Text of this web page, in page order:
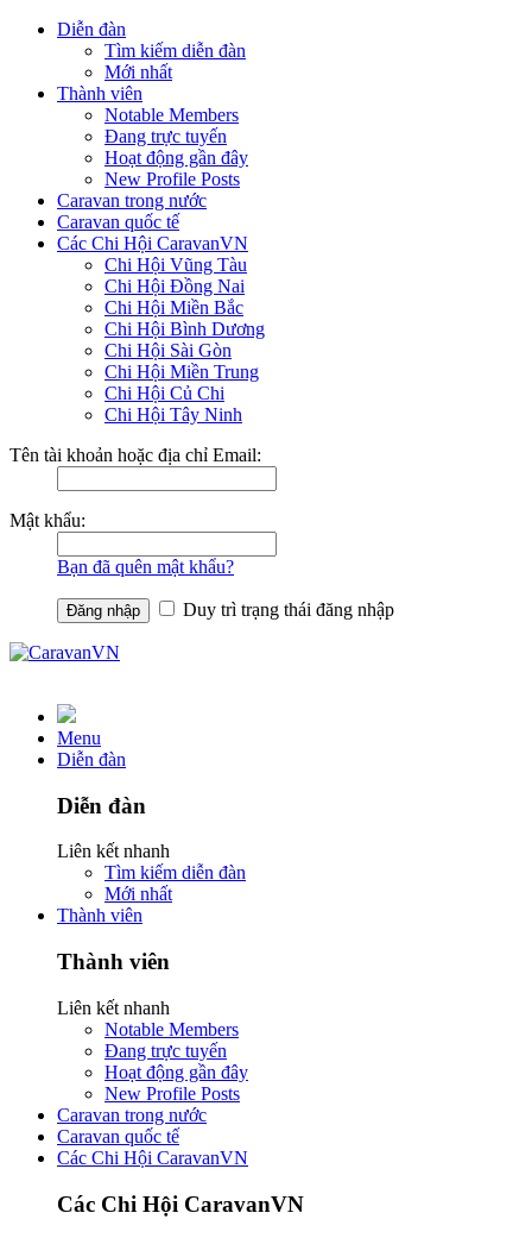
Diễn đàn
Tìm kiếm diễn đàn
Mới nhất
Thành viên
Notable Members
Đang trực tuyến
Hoạt động gần đây
New Profile Posts
Caravan trong nước
Caravan quốc tế
Các Chi Hội CaravanVN
Chi Hội Vũng Tàu
Chi Hội Đồng Nai
Chi Hội Miền Bắc
Chi Hội Bình Dương
Chi Hội Sài Gòn
Chi Hội Miền Trung
Chi Hội Củ Chi
Chi Hội Tây Ninh
Tên tài khoản hoặc địa chỉ Email:
Mật khẩu:
Bạn đã quên mật khẩu?
Duy trì trạng thái đăng nhập
Menu
Diễn đàn
Diễn đàn
Liên kết nhanh
Tìm kiếm diễn đàn
Mới nhất
Thành viên
Thành viên
Liên kết nhanh
Notable Members
Đang trực tuyến
Hoạt động gần đây
New Profile Posts
Caravan trong nước
Caravan quốc tế
Các Chi Hội CaravanVN
Các Chi Hội CaravanVN